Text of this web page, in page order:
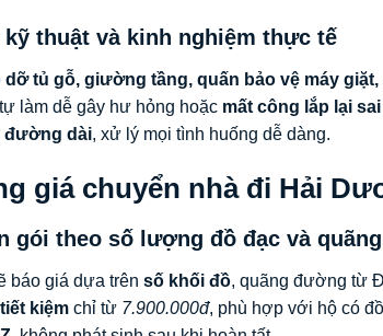
thuật và kinh nghiệm thực tế
dỡ tủ gỗ, giường tầng, quấn bảo vệ máy giặt,
làm dễ gây hư hỏng hoặc mất công lắp lại
đường dài, xử lý mọi tình huống dễ dàng.
giá chuyển nhà đi Hải
gói theo số lượng đồ đạc và
báo giá dựa trên số khối đồ, quãng đường từ
kiệm chỉ từ 7.900.000đ, phù hợp với hộ có